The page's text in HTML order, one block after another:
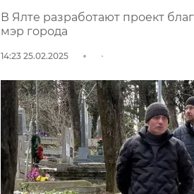
В Ялте разработают проект
мэр города
14:23 25.02.2025